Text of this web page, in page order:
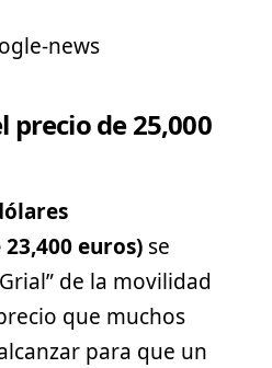
precio de 25,000
euros) se
de la movilidad
que muchos
para que un